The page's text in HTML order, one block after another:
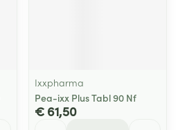
Ixxpharma
Pea-ixx Plus Tabl 90 Nf
€ 61,50